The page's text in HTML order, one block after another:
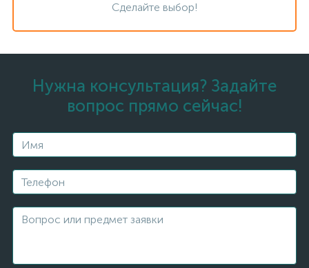
Сделайте выбор!
Нужна консультация? Задайте
вопрос прямо сейчас!